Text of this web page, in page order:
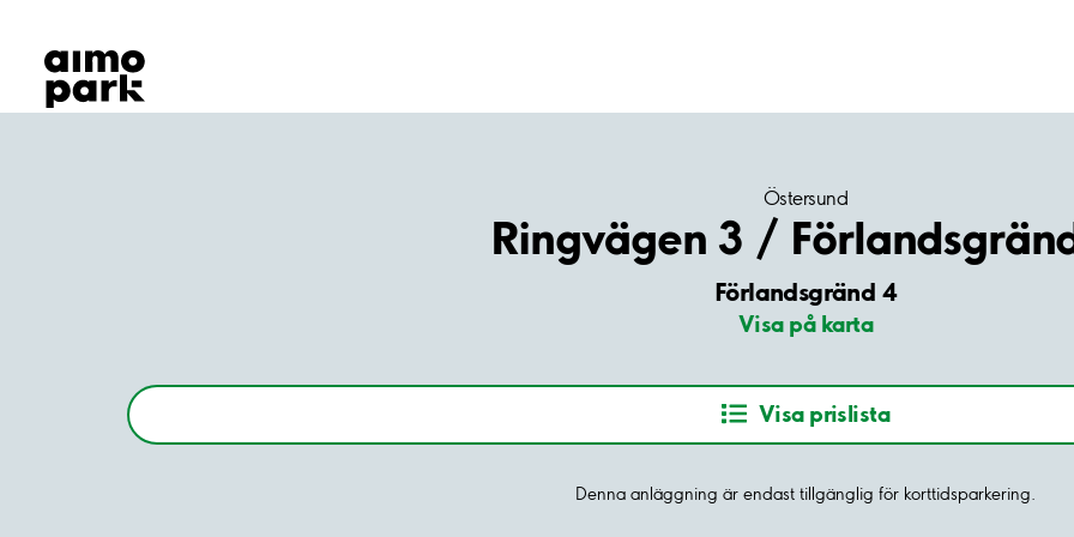
Hitta parkering
Samarbete
Kundservice
Östersund
Ringvägen 3 /
Förlandsgränd 4
Visa på karta
Visa prislista
Denna anläggning är endast tillgänglig för korttidsparkering.